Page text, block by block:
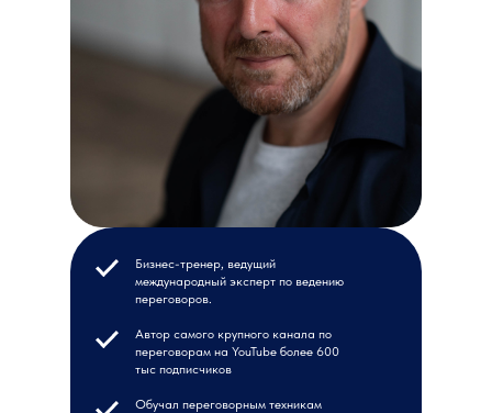
Бизнес-тренер, ведущий
международный эксперт по ведению
переговоров.
Автор самого крупного канала по
переговорам на YouTube более 600
тыс подписчиков
Обучал переговорным техникам